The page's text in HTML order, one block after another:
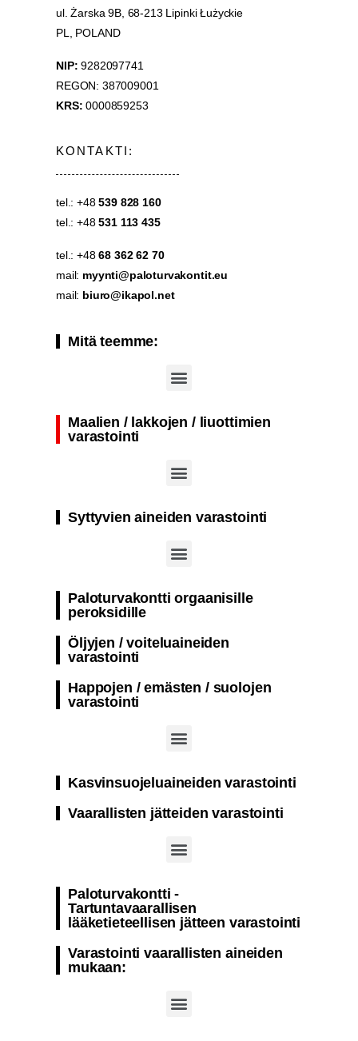
ul. Żarska 9B, 68-213 Lipinki Łużyckie
PL, POLAND
NIP: 9282097741
REGON: 387009001
KRS: 0000859253
KONTAKTI:
tel.: +48539 828 160
tel.: +48531 113 435
tel.: +4868 362 62 70
mail: myynti@paloturvakontit.eu
mail: biuro@ikapol.net
Mitä teemme:
Maalien / lakkojen / liuottimien
varastointi
Syttyvien aineiden varastointi
Paloturvakontti orgaanisille
peroksidille
Öljyjen / voiteluaineiden
varastointi
Happojen / emästen / suolojen
varastointi
Kasvinsuojeluaineiden varastointi
Vaarallisten jätteiden varastointi
Paloturvakontti -
Tartuntavaarallisen
lääketieteellisen jätteen varastointi
Varastointi vaarallisten aineiden
mukaan: